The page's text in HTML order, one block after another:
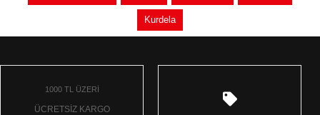
Kurdela
1000 TL ÜZERİ
ÜCRETSİZ KARGO